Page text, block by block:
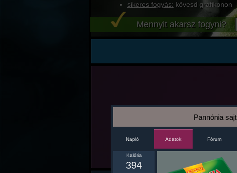
sikeres fogyás: kövesd grafikonon
Mennyit akarsz fogyni?
Pannónia sajt
Napló Adatok Fórum
Kalória
394